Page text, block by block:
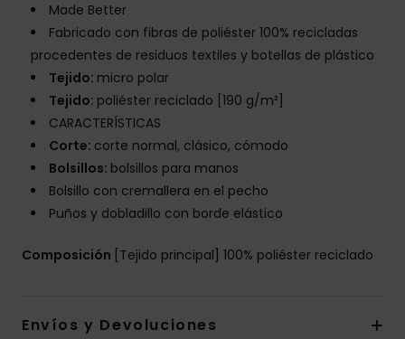
Made Better
Fabricado con fibras de poliéster 100% recicladas
procedentes de residuos textiles y botellas de plástico
Tejido: micro polar
Tejido: poliéster reciclado [190 g/m²]
CARACTERÍSTICAS
Corte: corte normal, clásico, cómodo
Bolsillos: bolsillos para manos
Bolsillo con cremallera en el pecho
Puños y dobladillo con borde elástico
Composición [Tejido principal] 100% poliéster reciclado
Envíos y Devoluciones